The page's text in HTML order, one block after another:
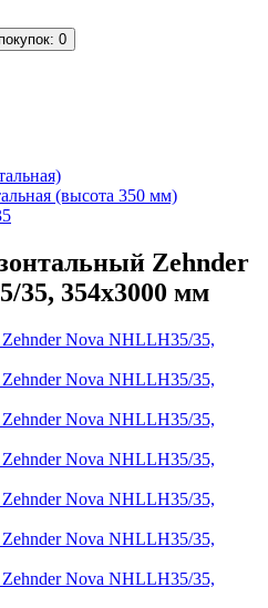
: 0
(высота 350 мм)
Zehnder
35, 354х3000 мм